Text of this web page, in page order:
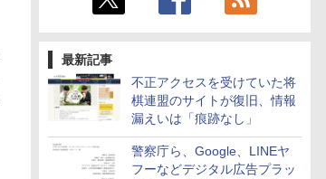
最新記事
不正アクセスを受けていた将
棋連盟のサイトが復旧、情報
漏えいは「痕跡なし」
警察庁ら、Google、LINEヤ
フーなどデジタル広告プラッ